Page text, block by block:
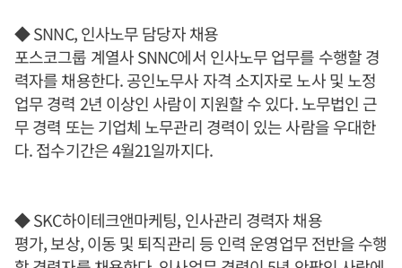
◆ SNNC, 인사노무 담당자 채용
포스코그룹 계열사 SNNC에서 인사노무 업무를 수행할 경
력자를 채용한다. 공인노무사 자격 소지자로 노사 및 노정
업무 경력 2년 이상인 사람이 지원할 수 있다. 노무법인 근
무 경력 또는 기업체 노무관리 경력이 있는 사람을 우대한
다. 접수기간은 4월21일까지다.
◆ SKC하이테크앤마케팅, 인사관리 경력자 채용
평가, 보상, 이동 및 퇴직관리 등 인력 운영업무 전반을 수행